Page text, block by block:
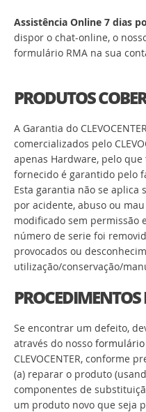
Assistência Online 7 dias
dispor o chat-online, o
formulário RMA na sua
PRODUTOS
A Garantia do
comercializados pelo
apenas Hardware, pelo
fornecido é garantido pelo
Esta garantia não se aplica
por acidente, abuso ou
modificado sem permissão
número de serie foi
provocados ou
utilização/conservação/
PROCEDIMENTOS
Se encontrar um defeito,
através do nosso formulário
CLEVOCENTER, conforme
(a) reparar o produto
componentes de
um produto novo que seja